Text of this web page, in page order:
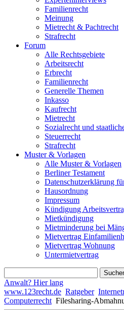
Familienrecht
Meinung
Mietrecht & Pachtrecht
Strafrecht
Forum
Alle Rechtsgebiete
Arbeitsrecht
Erbrecht
Familienrecht
Generelle Themen
Inkasso
Kaufrecht
Mietrecht
Sozialrecht und
Steuerrecht
Strafrecht
Muster & Vorlagen
Alle Muster & Vorlagen
Berliner Testament
Datenschutzerklärung
Hausordnung
Impressum
Kündigung
Mietkündigung
Mietminderung bei
Mietvertrag
Mietvertrag Wohnung
Untermietvertrag
Anwalt? Hier lang
www.123recht.de Ratgeber
Computerrecht Filesharing-